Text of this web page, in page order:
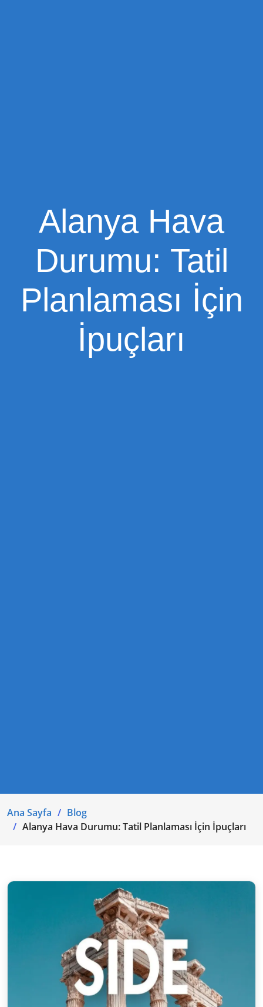
Alanya Hava
Durumu: Tatil
Planlaması İçin
İpuçları
Ana Sayfa
Blog
Alanya Hava Durumu: Tatil Planlaması İçin İpuçları